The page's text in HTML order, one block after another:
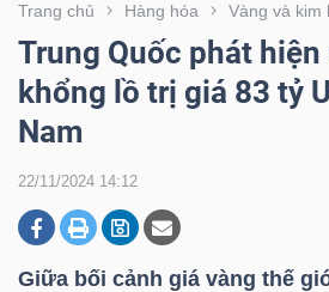
Trang chủ Hàng hóa Vàng và kim
Trung Quốc phát hiện
khổng lồ trị giá 83 tỷ
Nam
22/11/2024 14:12
Giữa bối cảnh giá vàng thế
CHỨNG
KHOÁN
DOANH
NGHIỆP